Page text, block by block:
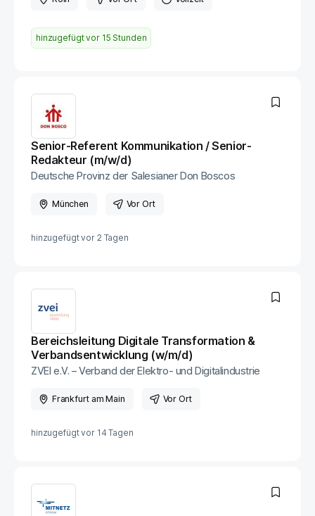
hinzugefügt vor 15 Stunden
Senior-Referent Kommunikation / Senior-
Redakteur (m/w/d)
Deutsche Provinz der Salesianer Don Boscos
München Vor Ort
hinzugefügt vor 2 Tagen
Bereichsleitung Digitale Transformation &
Verbandsentwicklung (w/m/d)
ZVEI e.V. – Verband der Elektro- und Digitalindustrie
Frankfurt am Main Vor Ort
hinzugefügt vor 14 Tagen